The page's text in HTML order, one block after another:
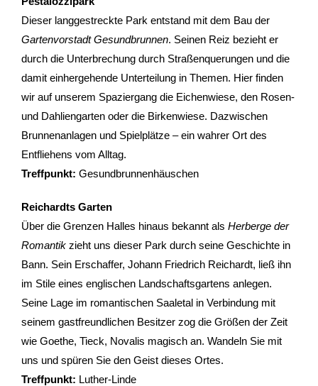
Dieser langgestreckte Park entstand mit dem Bau der
Gartenvorstadt Gesundbrunnen. Seinen Reiz bezieht er
durch die Unterbrechung durch Straßenquerungen und die
damit einhergehende Unterteilung in Themen. Hier finden
wir auf unserem Spaziergang die Eichenwiese, den Rosen-
und Dahliengarten oder die Birkenwiese. Dazwischen
Brunnenanlagen und Spielplätze – ein wahrer Ort des
Entfliehens vom Alltag.
Treffpunkt: Gesundbrunnenhäuschen
Reichardts Garten
Über die Grenzen Halles hinaus bekannt als Herberge der
Romantik zieht uns dieser Park durch seine Geschichte in
Bann. Sein Erschaffer, Johann Friedrich Reichardt, ließ ihn
im Stile eines englischen Landschaftsgartens anlegen.
Seine Lage im romantischen Saaletal in Verbindung mit
seinem gastfreundlichen Besitzer zog die Größen der Zeit
wie Goethe, Tieck, Novalis magisch an. Wandeln Sie mit
uns und spüren Sie den Geist dieses Ortes.
Treffpunkt: Luther-Linde